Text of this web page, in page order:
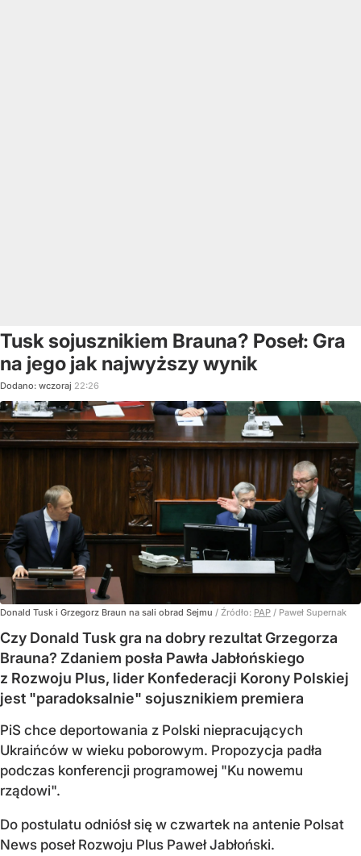
Tusk sojusznikiem Brauna? Poseł: Gra
na jego jak najwyższy wynik
Dodano: wczoraj 22:26
Donald Tusk i Grzegorz Braun na sali obrad Sejmu / Źródło: PAP / Paweł Supernak
Czy Donald Tusk gra na dobry rezultat Grzegorza
Brauna? Zdaniem posła Pawła Jabłońskiego
z Rozwoju Plus, lider Konfederacji Korony Polskiej
jest "paradoksalnie" sojusznikiem premiera
PiS chce deportowania z Polski niepracujących
Ukraińców w wieku poborowym. Propozycja padła
podczas konferencji programowej "Ku nowemu
rządowi".
Do postulatu odniósł się w czwartek na antenie Polsat
News poseł Rozwoju Plus Paweł Jabłoński.